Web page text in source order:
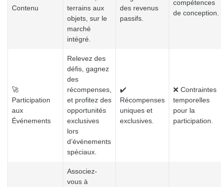
Contenu
terrains aux
objets, sur le
marché
intégré.
des revenus
passifs.
compétences
de conception.
🚀
Participation
aux
Événements
Relevez des
défis, gagnez
des
récompenses,
et profitez des
opportunités
exclusives
lors
d’événements
spéciaux.
✔️
Récompenses
uniques et
exclusives.
❌ Contraintes
temporelles
pour la
participation.
Associez-
vous à